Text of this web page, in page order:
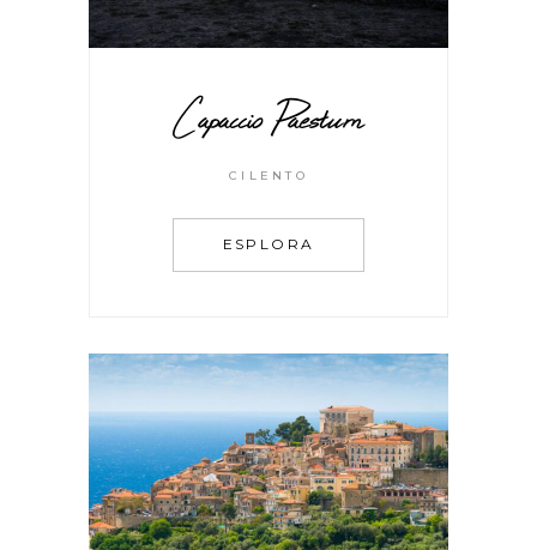
Capaccio Paestum
CILENTO
ESPLORA